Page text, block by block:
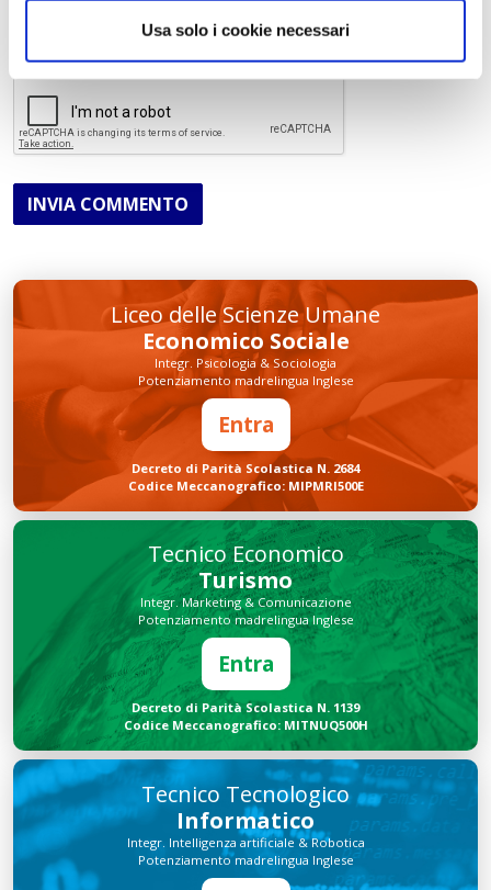
Usa solo i cookie necessari
INVIA COMMENTO
Liceo delle Scienze Umane
Economico Sociale
Integr. Psicologia & Sociologia
Potenziamento madrelingua Inglese
Entra
Decreto di Parità Scolastica N. 2684
Codice Meccanografico: MIPMRI500E
Tecnico Economico
Turismo
Integr. Marketing & Comunicazione
Potenziamento madrelingua Inglese
Entra
Decreto di Parità Scolastica N. 1139
Codice Meccanografico: MITNUQ500H
Tecnico Tecnologico
Informatico
Integr. Intelligenza artificiale & Robotica
Potenziamento madrelingua Inglese